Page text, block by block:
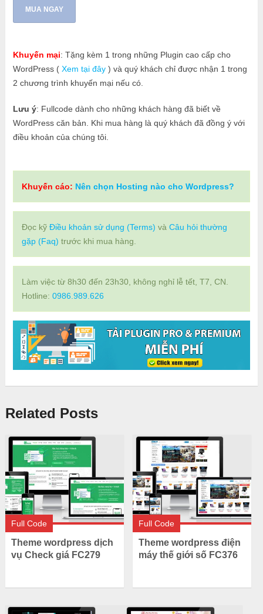
MUA NGAY
Khuyến mại: Tặng kèm 1 trong những Plugin cao cấp cho
WordPress ( Xem tại đây) và quý khách chỉ được nhận 1 trong
2 chương trình khuyến mại nếu có.
Lưu ý: Fullcode dành cho những khách hàng đã biết về
WordPress căn bản. Khi mua hàng là quý khách đã đồng ý với
điều khoản của chúng tôi.
Khuyến cáo: Nên chọn Hosting nào cho Wordpress?
Đọc kỹ Điều khoản sử dụng (Terms) và Câu hỏi thường
gặp (Faq) trước khi mua hàng.
Làm việc từ 8h30 đến 23h30, không nghỉ lễ tết, T7, CN.
Hotline: 0986.989.626
Related Posts
Full Code
Theme wordpress dịch
vụ Check giá FC279
Full Code
Theme wordpress điện
máy thế giới số FC376